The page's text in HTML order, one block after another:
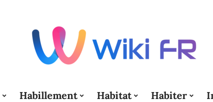
Habillement Habitat Habiter